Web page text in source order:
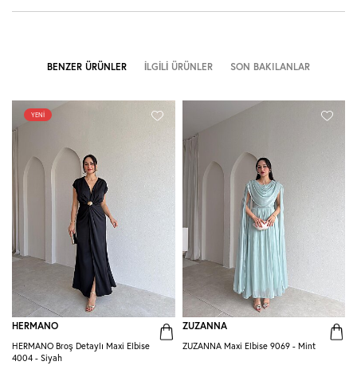
BENZER ÜRÜNLER İLGILI ÜRÜNLER SON BAKILANLAR
YENI
HERMANO
HERMANO Broş Detaylı Maxi Elbise
4004 - Siyah
ZUZANNA
ZUZANNA Maxi Elbise 9069 - Mint